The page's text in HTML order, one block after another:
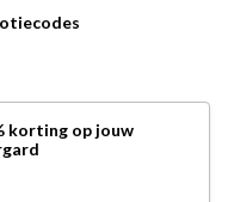
korting op jouw